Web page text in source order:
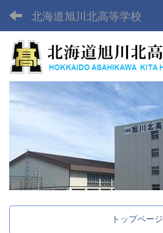
北海道旭川北高等学校
トップページ